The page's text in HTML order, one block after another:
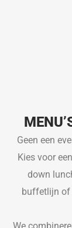
Geen een
Kies voor
down
buffetlijn of